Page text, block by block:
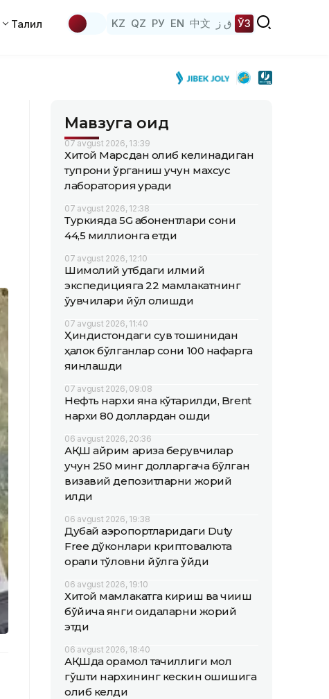
Таҳлил KZ QZ РУ EN 中文 ق ز ЎЗ
Мавзуга оид
07 avgust 2026, 13:39
Хитой Марсдан олиб келинадиган
тупроқни ўрганиш учун махсус
лаборатория қуради
07 avgust 2026, 12:38
Туркияда 5G абонентлари сони
44,5 миллионга етди
07 avgust 2026, 12:10
Шимолий қутбдаги илмий
экспедицияга 22 мамлакатнинг
ўқувчилари йўл олишди
07 avgust 2026, 11:40
Ҳиндистондаги сув тошқинидан
ҳалок бўлганлар сони 100 нафарга
яқинлашди
07 avgust 2026, 09:08
Нефть нархи яна кўтарилди, Brent
нархи 80 доллардан ошди
06 avgust 2026, 20:36
АҚШ айрим ариза берувчилар
учун 250 минг долларгача бўлган
визавий депозитларни жорий
қилди
06 avgust 2026, 19:38
Дубай аэропортларидаги Duty
Free дўконлари криптовалюта
орқали тўловни йўлга қўйди
06 avgust 2026, 19:10
Хитой мамлакатга кириш ва чиқиш
бўйича янги қоидаларни жорий
этди
06 avgust 2026, 18:40
АҚШда қорамол тақчиллиги мол
гўшти нархининг кескин ошишига
олиб келди